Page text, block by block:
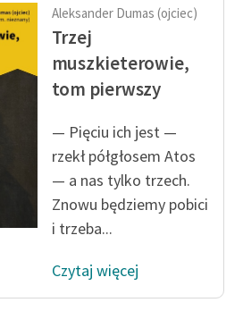
Aleksander Dumas (ojciec)
Trzej
muszkieterowie,
tom pierwszy
— Pięciu ich jest —
rzekł półgłosem Atos
— a nas tylko trzech.
Znowu będziemy pobici
i trzeba...
Czytaj więcej